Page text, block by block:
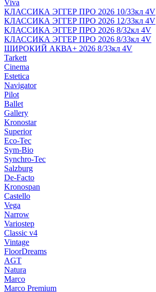
Viva
КЛАССИКА ЭГГЕР ПРО 2026 10/33кл 4V
КЛАССИКА ЭГГЕР ПРО 2026 12/33кл 4V
КЛАССИКА ЭГГЕР ПРО 2026 8/32кл 4V
КЛАССИКА ЭГГЕР ПРО 2026 8/33кл 4V
ШИРОКИЙ АКВА+ 2026 8/33кл 4V
Tarkett
Cinema
Estetica
Navigator
Pilot
Ballet
Gallery
Kronostar
Superior
Eco-Tec
Sym-Bio
Synchro-Tec
Salzburg
De-Facto
Kronospan
Castello
Vega
Narrow
Variostep
Classic v4
Vintage
FloorDreams
AGT
Natura
Marco
Marco Premium